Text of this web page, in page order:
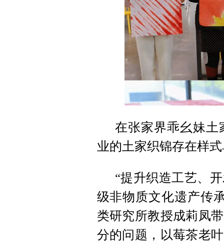
在张家界乖幺妹土
业的土家织锦存在样
“提升织造工艺、
级非物质文化遗产传
类研究所教授成莉凤
分的问题，以莓茶老